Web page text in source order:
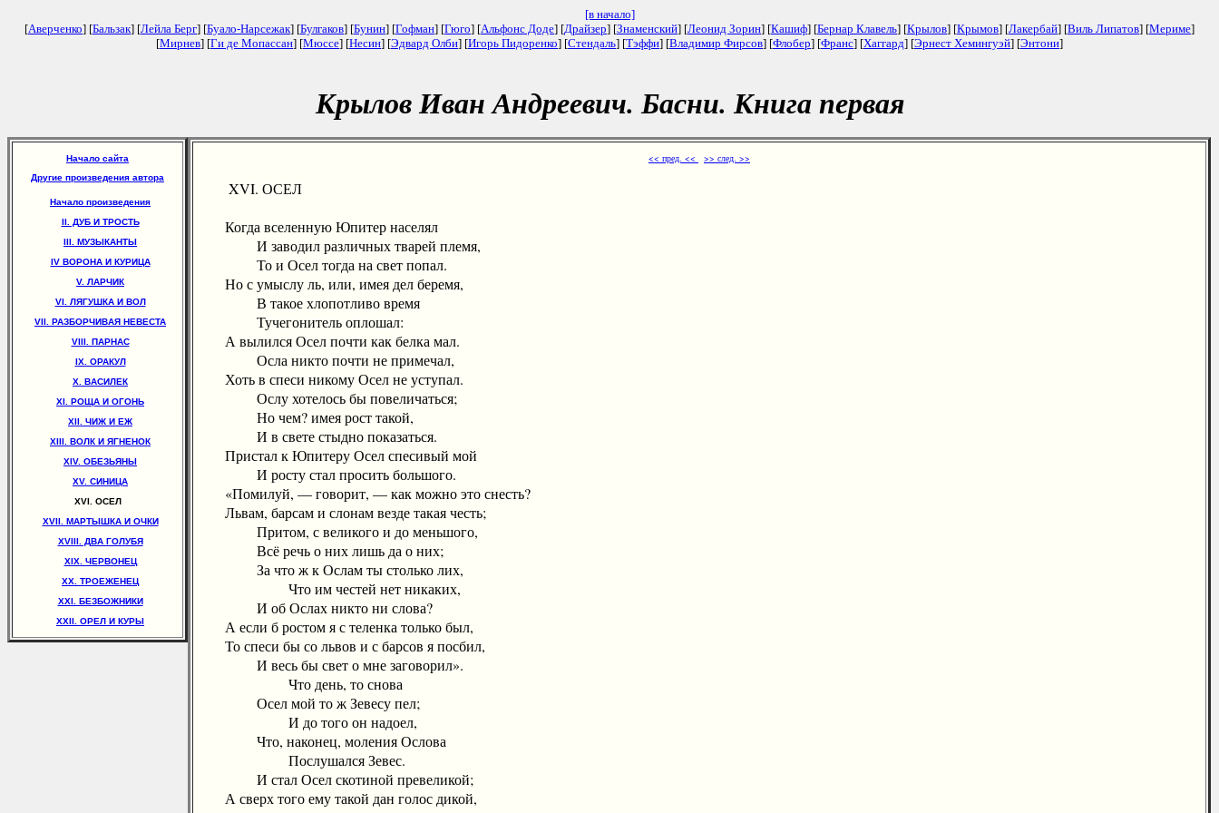
[в начало]
[Аверченко] [Бальзак] [Лейла Берг] [Буало-Нарсежак] [Булгаков] [Бунин] [Гофман] [Гюго] [Альфонс Доде] [Драйзер] [Знаменский] [Леонид Зорин] [Кашиф] [Бернар Клавель] [Крылов] [Крымов] [Лакербай] [Виль Липатов] [Мериме]
[Мирнев] [Ги де Мопассан] [Мюссе] [Несин] [Эдвард Олби] [Игорь Пидоренко] [Стендаль] [Тэффи] [Владимир Фирсов] [Флобер] [Франс] [Хаггард] [Эрнест Хемингуэй] [Энтони]
Крылов Иван Андреевич. Басни. Книга первая
Начало сайта
Другие произведения автора
Начало произведения
II. ДУБ И ТРОСТЬ
III. МУЗЫКАНТЫ
IV ВОРОНА И КУРИЦА
V. ЛАРЧИК
VI. ЛЯГУШКА И ВОЛ
VII. РАЗБОРЧИВАЯ НЕВЕСТА
VIII. ПАРНАС
IX. ОРАКУЛ
X. ВАСИЛЕК
XI. РОЩА И ОГОНЬ
XII. ЧИЖ И ЕЖ
XIII. ВОЛК И ЯГНЕНОК
XIV. ОБЕЗЬЯНЫ
XV. СИНИЦА
XVI. ОСЕЛ
XVII. МАРТЫШКА И ОЧКИ
XVIII. ДВА ГОЛУБЯ
XIX. ЧЕРВОНЕЦ
XX. ТРОЕЖЕНЕЦ
XXI. БЕЗБОЖНИКИ
XXII. ОРЕЛ И КУРЫ
<< пред. << >> след. >>
XVI. ОСЕЛ
Когда вселенную Юпитер населял
И заводил различных тварей племя,
То и Осел тогда на свет попал.
Но с умыслу ль, или, имея дел беремя,
В такое хлопотливо время
Тучегонитель оплошал:
А вылился Осел почти как белка мал.
Осла никто почти не примечал,
Хоть в спеси никому Осел не уступал.
Ослу хотелось бы повеличаться;
Но чем? имея рост такой,
И в свете стыдно показаться.
Пристал к Юпитеру Осел спесивый мой
И росту стал просить большого.
«Помилуй, — говорит, — как можно это снесть?
Львам, барсам и слонам везде такая честь;
Притом, с великого и до меньшого,
Всё речь о них лишь да о них;
За что ж к Ослам ты столько лих,
Что им честей нет никаких,
И об Ослах никто ни слова?
А если б ростом я с теленка только был,
То спеси бы со львов и с барсов я посбил,
И весь бы свет о мне заговорил».
Что день, то снова
Осел мой то ж Зевесу пел;
И до того он надоел,
Что, наконец, моления Ослова
Послушался Зевес.
И стал Осел скотиной превеликой;
А сверх того ему такой дан голос дикой,